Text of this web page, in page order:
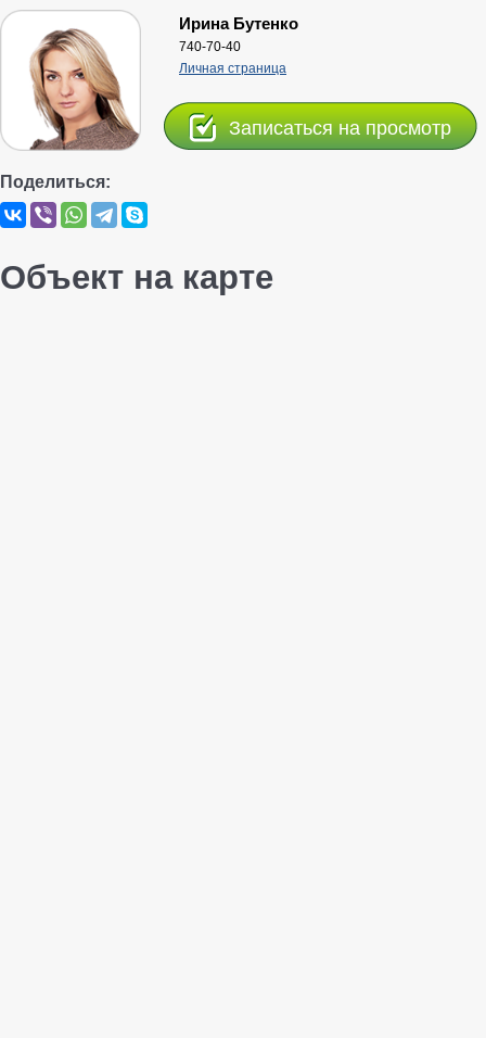
Ирина Бутенко
740-70-40
Личная страница
Записаться на просмотр
Поделиться:
Объект на карте